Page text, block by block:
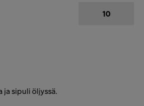
ja sipuli öljyssä.